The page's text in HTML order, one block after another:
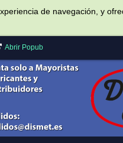
de navegación, y
Abrir Popub